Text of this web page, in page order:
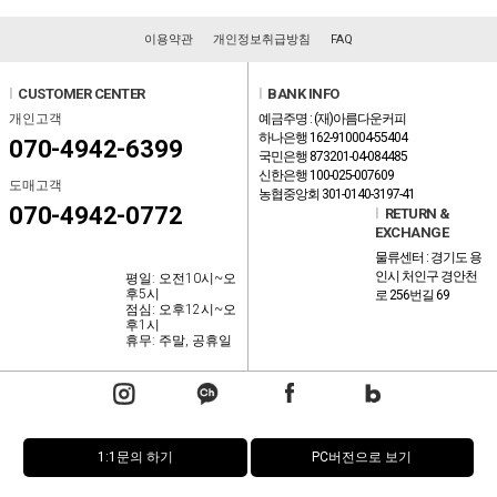
이용약관 개인정보취급방침 FAQ
CUSTOMER CENTER
개인고객
070-4942-6399
도매고객
070-4942-0772
평일: 오전10시~오
후5시
점심: 오후12시~오
후1시
휴무: 주말, 공휴일
BANK INFO
예금주명 : (재)아름다운커피
하나은행 162-910004-55404
국민은행 873201-04-084485
신한은행 100-025-007609
농협중앙회 301-0140-3197-41
RETURN &
EXCHANGE
물류센터 : 경기도 용
인시 처인구 경안천
로 256번길 69
1:1문의 하기 PC버전으로 보기